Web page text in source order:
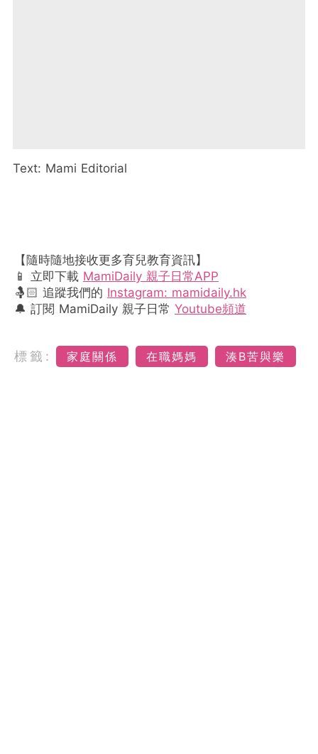
Text: Mami Editorial
【隨時隨地接收更多育兒教育資訊】
📱 立即下載 MamiDaily 親子日常APP
🤱🏻 追蹤我們的 Instagram: mamidaily.hk
🔔 訂閱 MamiDaily 親子日常 Youtube頻道
標籤: 家庭關係 在職媽媽 湊B苦與樂